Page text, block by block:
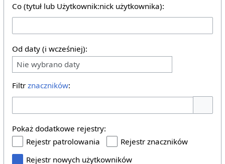
Co (tytuł lub Użytkownik:nick użytkownika):
Od daty (i wcześniej):
Nie wybrano daty
Filtr znaczników:
Pokaż dodatkowe rejestry:
Rejestr patrolowania
Rejestr znaczników
Rejestr nowych użytkowników